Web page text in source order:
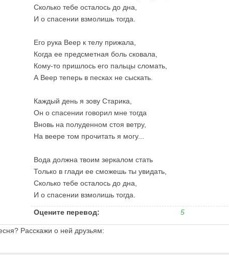
Сколько тебе осталось до дна,
И о спасении взмолишь тогда.
Его рука Веер к телу прижала,
Когда ее предсметная боль сковала,
Кому-то пришлось его пальцы сломать,
А Веер теперь в песках не сыскать.
Каждый день я зову Старика,
Он о спасении говорил мне тогда
Вновь на полуденном стоя ветру,
На веере том прочитать я могу...
Вода должна твоим зеркалом стать
Только в глади ее сможешь ты увидать,
Сколько тебе осталось до дна,
И о спасении взмолишь тогда.
Оцените перевод: 5
Расскажи о ней друзьям: